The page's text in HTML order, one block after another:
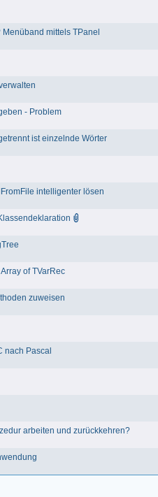
mittels TPanel
- Problem
ist einzelnde Wörter
intelligenter lösen
of TVarRec
zuweisen
nach Pascal
arbeiten und zurückkehren?